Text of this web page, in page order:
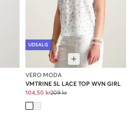
UDSALG
VERO MODA
VMTRINE SL LACE TOP WVN GIRL
104,50 kr209 kr